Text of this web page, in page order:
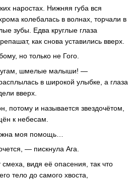
наростах. Нижняя губа вся
колебалась в волнах, торчали в
зубы. Едва круглые глаза
как снова уставились вверх.
но только не Гого.
шмелые малыши! —
в широкой улыбке, а глаза
вверх.
потому и называется звездочётом,
к небесам.
моя помощь…
— пискнула Ага.
смеха, видя её опасения, так что
тело до самого хвоста,